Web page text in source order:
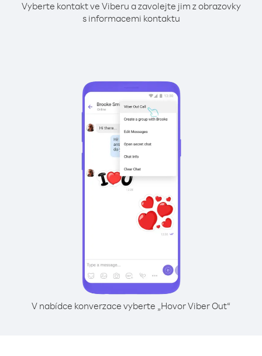
Vyberte kontakt ve Viberu a zavolejte jim z obrazovky
s informacemi kontaktu
V nabídce konverzace vyberte „Hovor Viber Out“